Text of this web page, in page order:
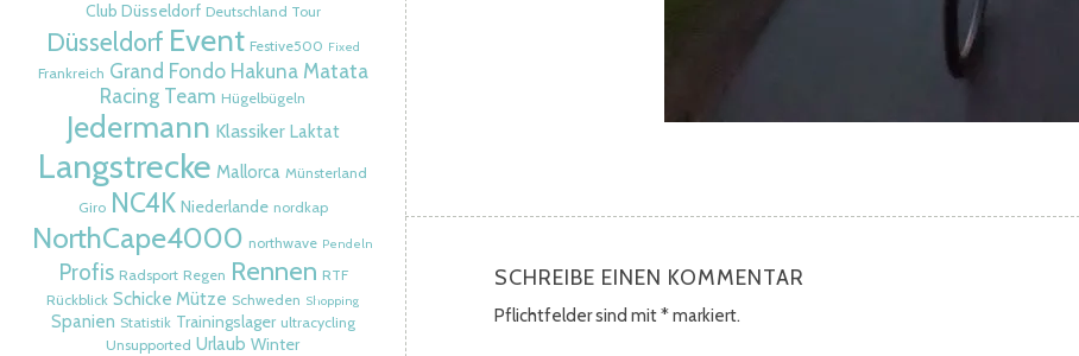
Club Düsseldorf Deutschland Tour
Düsseldorf Event Festive500 Fixed
Frankreich Grand Fondo Hakuna Matata
Racing Team Hügelbügeln
Jedermann Klassiker Laktat
Langstrecke Mallorca Münsterland
Giro NC4K Niederlande nordkap
NorthCape4000 northwave Pendeln
Profis Radsport Regen Rennen RTF
Rückblick Schicke Mütze Schweden Shopping
Spanien Statistik Trainingslager ultracycling
Unsupported Urlaub Winter
SCHREIBE EINEN KOMMENTAR
Pflichtfelder sind mit*markiert.